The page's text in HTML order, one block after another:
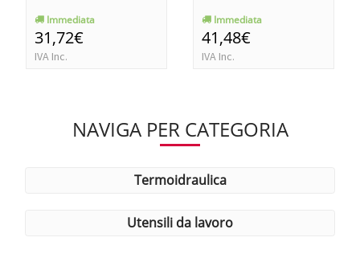
Immediata
31,72€
IVA Inc.
Immediata
41,48€
IVA Inc.
NAVIGA PER CATEGORIA
termoidraulica
utensili da lavoro